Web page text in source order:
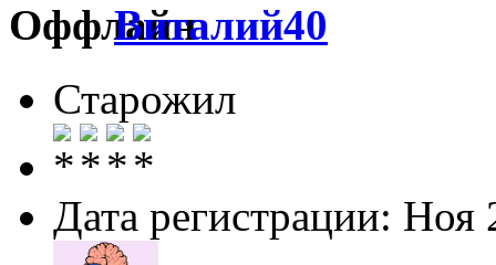
Виталий40
Старожил
Дата регистрации: Ноя